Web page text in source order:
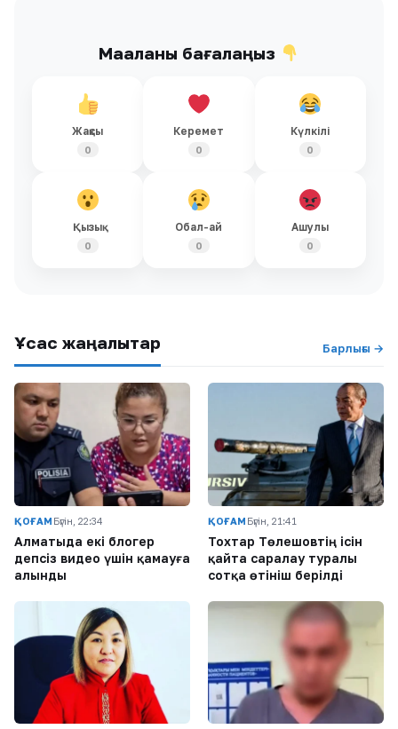
Мақаланы бағалаңыз
Жақсы
0
Керемет
0
Күлкілі
0
Қызық
0
Обал-ай
0
Ашулы
0
Ұқсас жаңалықтар Барлығы →
ҚОҒАМ Бүгін, 22:34
Алматыда екі блогер
әдепсіз видео үшін қамауға
алынды
ҚОҒАМ Бүгін, 21:41
Тохтар Төлешовтің ісін
қайта саралау туралы
сотқа өтініш берілді